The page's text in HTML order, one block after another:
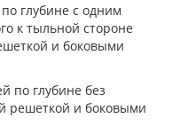
глубине с одним
к тыльной стороне
и боковыми
по глубине без
решеткой и боковыми